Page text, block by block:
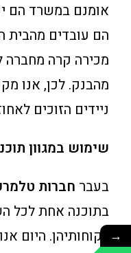
אומנם במשרד הם
הם עובדים
מכירה קרה מחברה
מהבנק. לכן, אנו
ניידים הזוכים
שימוש במגוון
בעבר חברות
בתוכנה אחת לכל
לקוחותיהן. היום
→